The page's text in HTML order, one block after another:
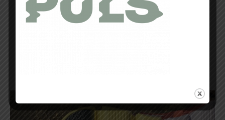
trop étroit. Les personnes aux pieds plus
« forts » : ça peut passer